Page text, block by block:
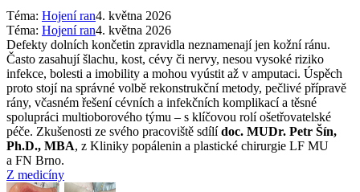
Téma: Hojení ran4. května 2026
Téma: Hojení ran4. května 2026
Defekty dolních končetin zpravidla neznamenají jen kožní ránu.
Často zasahují šlachu, kost, cévy či nervy, nesou vysoké riziko
infekce, bolesti a imobility a mohou vyústit až v amputaci. Úspěch
proto stojí na správné volbě rekonstrukční metody, pečlivé přípravě
rány, včasném řešení cévních a infekčních komplikací a těsné
spolupráci multioborového týmu –⁠ s klíčovou rolí ošetřovatelské
péče. Zkušenosti ze svého pracoviště sdílídoc. MUDr. Petr Šín,
Ph.D., MBA, z Kliniky popálenin a plastické chirurgie LF MU
a FN Brno.
Z medicíny